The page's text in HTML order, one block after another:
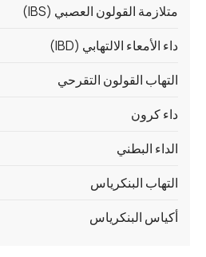
متلازمة القولون العصبي (IBS)
داء الأمعاء الالتهابي (IBD)
التهاب القولون التقرحي
داء كرون
الداء البطني
التهاب البنكرياس
أكياس البنكرياس